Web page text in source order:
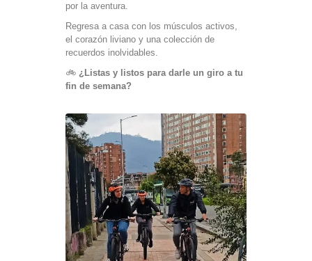
por la aventura.
Regresa a casa con los músculos activos,
el corazón liviano y una colección de
recuerdos inolvidables.
🚲 ¿Listas y listos para darle un giro a tu
fin de semana?